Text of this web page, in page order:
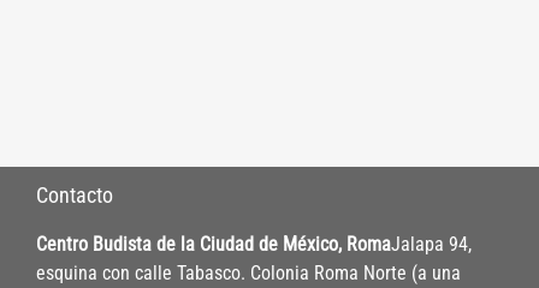
Contacto
Centro Budista de la Ciudad de México, RomaJalapa 94,
esquina con calle Tabasco. Colonia Roma Norte (a una